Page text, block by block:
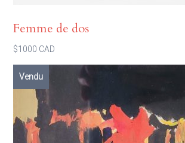
Femme de dos
$1000 CAD
Vendu